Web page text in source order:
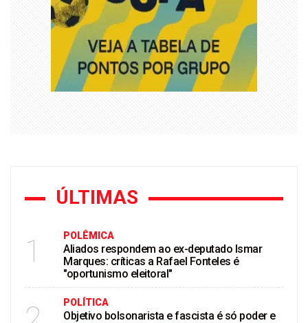
ÚLTIMAS
1 POLÊMICA
Aliados respondem ao ex-deputado Ismar
Marques: críticas a Rafael Fonteles é
"oportunismo eleitoral"
POLÍTICA
Objetivo bolsonarista e fascista é só poder e